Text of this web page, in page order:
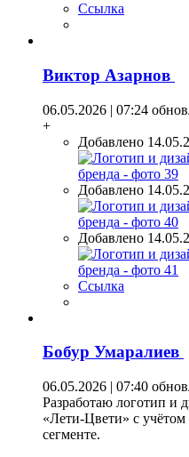
Ссылка
Виктор Азарнов
06.05.2026 | 07:24
+
Добавлено
Добавлено
Добавлено
Ссылка
Бобур Умаралиев
06.05.2026 | 07:40
Разработаю логотип и
«Лети-Цвети» с
сегменте.